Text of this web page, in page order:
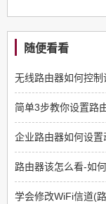
随便看看
无线路由器如何控
简单3步教你设置路
企业路由器如何设
路由器该怎么看-如
学会修改WiFi信道(